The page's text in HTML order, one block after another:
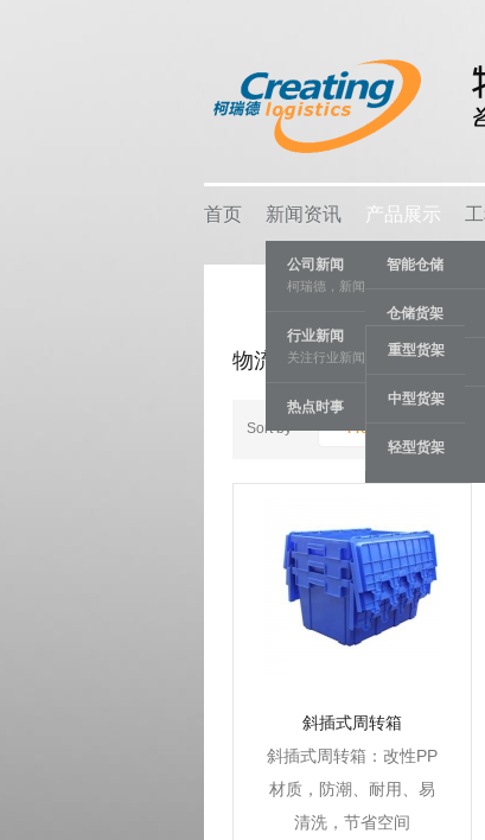
首页 新闻资讯
公司新闻
柯瑞德，新闻资讯
行业新闻
关注行业新闻，推动行业发展。
热点时事
产品展示
智能仓储
仓储货架
重型货架
中型货架
轻型货架
物流容器
车间设备
线棒系统
物流容器
Sort by Product SKU +/-
斜插式周转箱
斜插式周转箱：改性PP
材质，防潮、耐用、易
清洗，节省空间